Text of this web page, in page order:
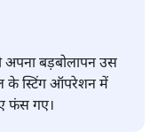
अपना बड़बोलापन उस
स्टिंग ऑपरेशन में
फंस गए।